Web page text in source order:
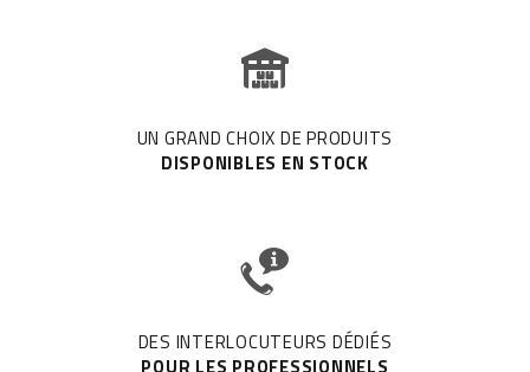
UN GRAND CHOIX DE PRODUITS
DISPONIBLES EN STOCK
DES INTERLOCUTEURS DÉDIÉS
POUR LES PROFESSIONNELS